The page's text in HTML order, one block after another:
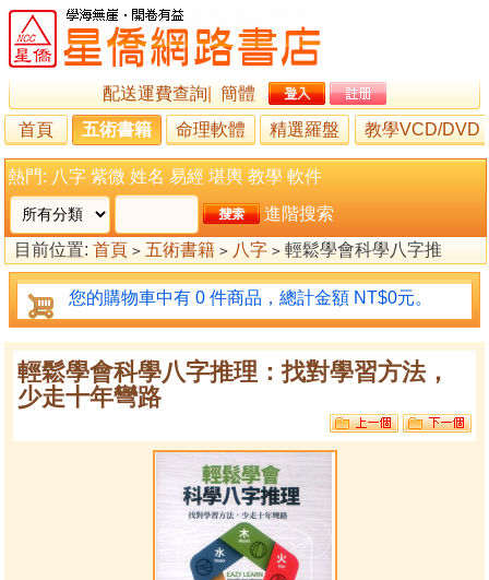
配送運費查詢
簡體
首頁
五術書籍 命理軟體 精選羅盤 教學VCD/DVD
熱門: 八字 紫微 姓名 易經 堪輿 教學 軟件
進階搜索
目前位置: 首頁 > 五術書籍 > 八字 > 輕鬆學會科學八字推
理：找對學習方法，少走十年彎路
您的購物車中有 0 件商品，總計金額 NT$0元。
輕鬆學會科學八字推理：找對學習方法，
少走十年彎路